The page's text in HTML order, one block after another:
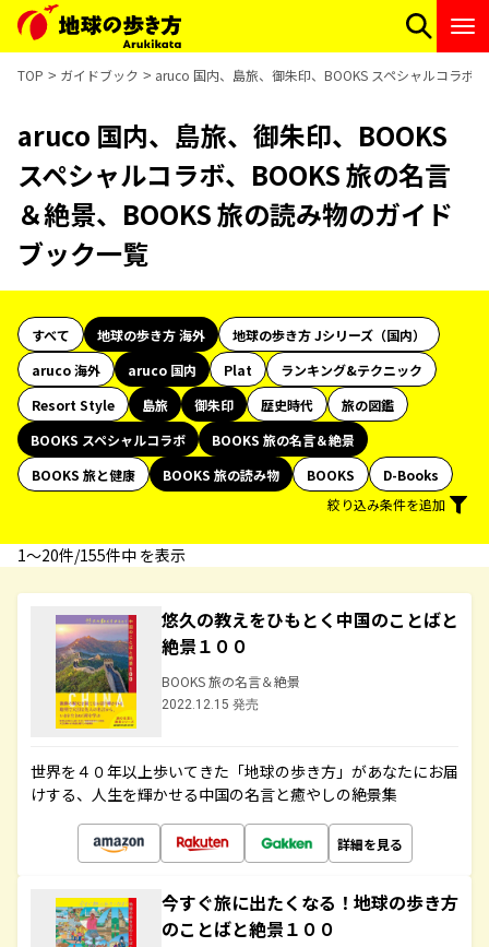
TOP ガイドブック aruco 国内、島旅、御朱印、BOOKS スペシャルコラボ
aruco 国内、島旅、御朱印、BOOKS
スペシャルコラボ、BOOKS 旅の名言
＆絶景、BOOKS 旅の読み物のガイド
ブック一覧
すべて 地球の歩き方 海外
地球の歩き方 Jシリーズ（国内）
aruco 海外
aruco 国内 Plat
ランキング&テクニック
Resort Style
島旅 御朱印 歴史時代
旅の図鑑
BOOKS スペシャルコラボ
BOOKS 旅の名言＆絶景
BOOKS 旅と健康
BOOKS 旅の読み物 BOOKS
D-Books
絞り込み条件を追加
1〜20件/155件中 を表示
悠久の教えをひもとく中国のことばと
絶景１００
BOOKS 旅の名言＆絶景
2022.12.15 発売
世界を４０年以上歩いてきた「地球の歩き方」があなたにお届
けする、人生を輝かせる中国の名言と癒やしの絶景集
詳細を見る
今すぐ旅に出たくなる！地球の歩き方
のことばと絶景１００